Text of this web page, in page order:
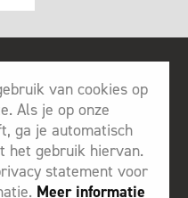
van cookies op
Als je op onze
ga je automatisch
het gebruik hiervan.
statement voor
Meer informatie